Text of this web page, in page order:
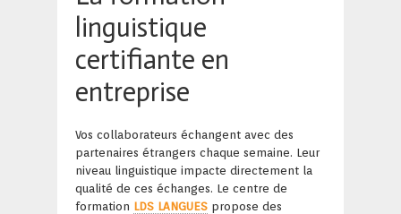
linguistique
certifiante en
entreprise
Vos collaborateurs échangent avec des
partenaires étrangers chaque semaine. Leur
niveau linguistique impacte directement la
qualité de ces échanges. Le centre de
formation LDS LANGUES propose des